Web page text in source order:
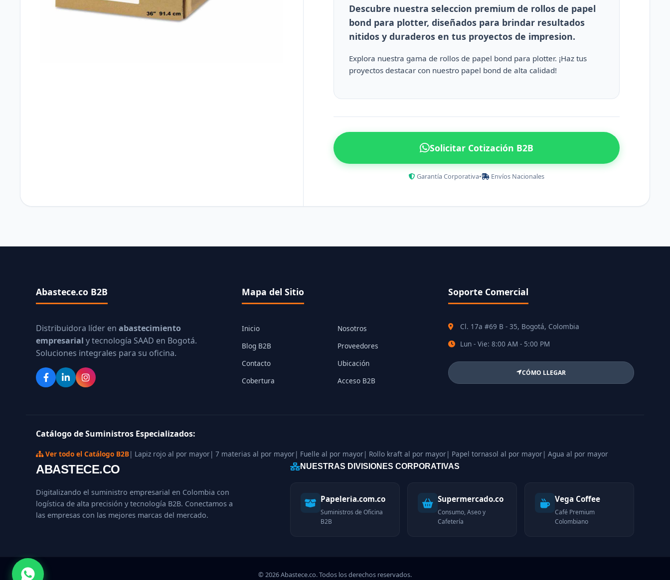
Descubre nuestra seleccion premium de rollos de papel
bond para plotter, diseñados para brindar resultados
nitidos y duraderos en tus proyectos de impresion.
Explora nuestra gama de rollos de papel bond para plotter. ¡Haz tus
proyectos destacar con nuestro papel bond de alta calidad!
Solicitar Cotización B2B
Garantía Corporativa• Envíos Nacionales
Abastece.co B2B
Distribuidora líder en abastecimiento
empresarial y tecnología SAAD en Bogotá.
Soluciones integrales para su oficina.
Mapa del Sitio
Inicio
Nosotros
Blog B2B
Proveedores
Contacto
Ubicación
Cobertura
Acceso B2B
Soporte Comercial
Cl. 17a #69 B - 35, Bogotá, Colombia
Lun - Vie: 8:00 AM - 5:00 PM
CÓMO LLEGAR
Catálogo de Suministros Especializados:
Ver todo el Catálogo B2B| Lapiz rojo al por mayor| 7 materias al por mayor| Fuelle al por mayor| Rollo kraft al por mayor| Papel tornasol al por mayor| Agua al por mayor
ABASTECE.CO
Digitalizando el suministro empresarial en Colombia con
logística de alta precisión y tecnología B2B. Conectamos a
las empresas con las mejores marcas del mercado.
NUESTRAS DIVISIONES CORPORATIVAS
Papeleria.com.co
Suministros de Oficina
B2B
Supermercado.co
Consumo, Aseo y
Cafetería
Vega Coffee
Café Premium
Colombiano
© 2026 Abastece.co. Todos los derechos reservados.